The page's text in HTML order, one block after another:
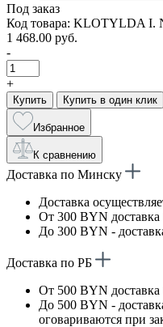
Под заказ
Код товара: KLOTYLDA I.
1 468.00 руб.
-
+
Купить Купить в один клик
Избранное
К сравнению
Доставка по Минску
Доставка
От 300 BYN
До 300 BYN -
Доставка по РБ
От 500 BYN
До 500 BYN -
оговариваются при